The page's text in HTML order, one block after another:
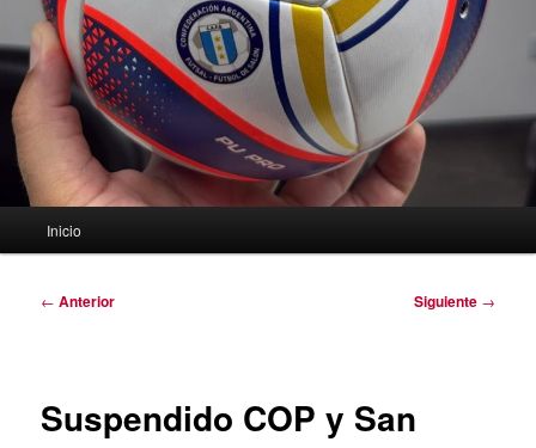
Inicio
Navegación
← Anterior Siguiente →
Suspendido COP y San